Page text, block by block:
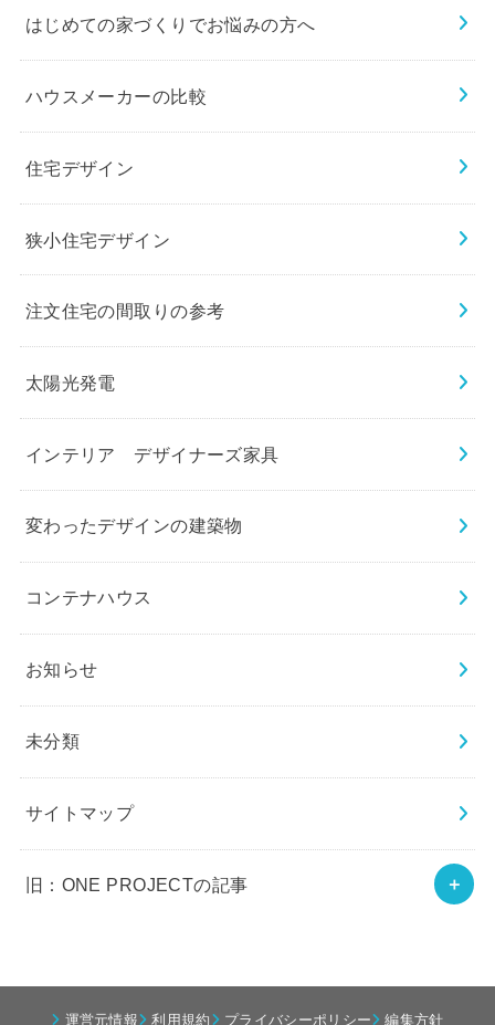
はじめての家づくりでお悩みの方へ
ハウスメーカーの比較
住宅デザイン
狭小住宅デザイン
注文住宅の間取りの参考
太陽光発電
インテリア デザイナーズ家具
変わったデザインの建築物
コンテナハウス
お知らせ
未分類
サイトマップ
旧：ONE PROJECTの記事
運営元情報 利用規約 プライバシーポリシー 編集方針